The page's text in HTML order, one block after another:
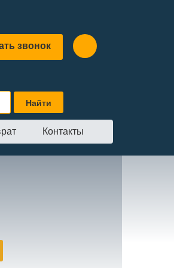
звонок
Контакты